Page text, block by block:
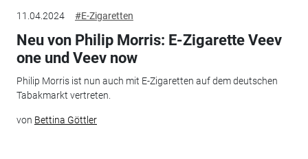
11.04.2024 #E-Zigaretten
Neu von Philip Morris: E-Zigarette Veev
one und Veev now
Philip Morris ist nun auch mit E-Zigaretten auf dem deutschen
Tabakmarkt vertreten.
von Bettina Göttler